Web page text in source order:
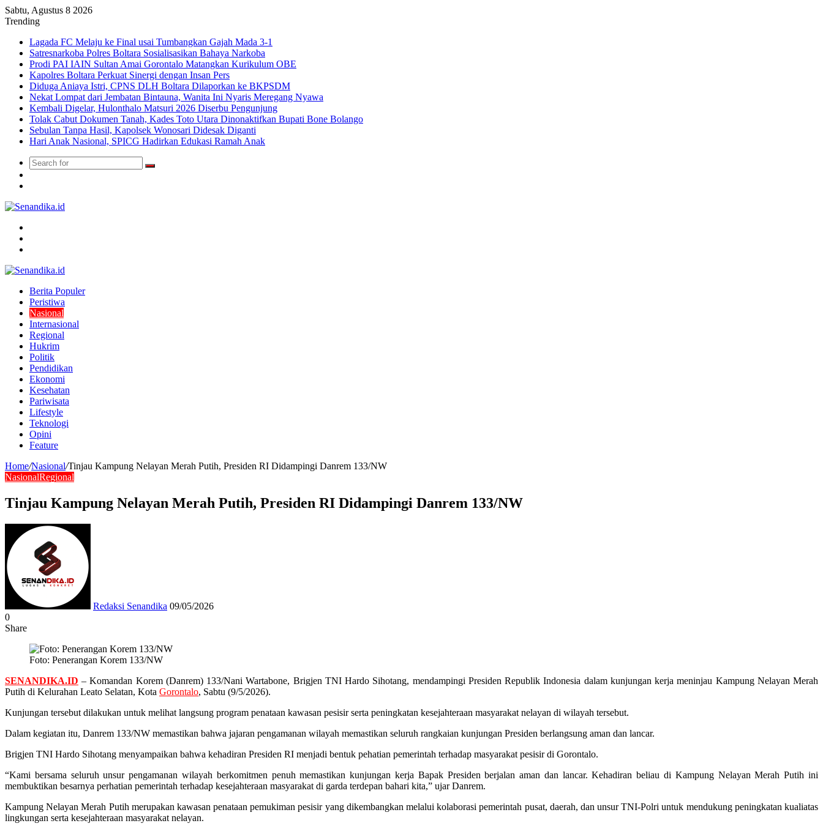
Sabtu, Agustus 8 2026
Trending
Lagada FC Melaju ke Final usai Tumbangkan Gajah Mada 3-1
Satresnarkoba Polres Boltara Sosialisasikan Bahaya Narkoba
Prodi PAI IAIN Sultan Amai Gorontalo Matangkan Kurikulum OBE
Kapolres Boltara Perkuat Sinergi dengan Insan Pers
Diduga Aniaya Istri, CPNS DLH Boltara Dilaporkan ke BKPSDM
Nekat Lompat dari Jembatan Bintauna, Wanita Ini Nyaris Meregang Nyawa
Kembali Digelar, Hulonthalo Matsuri 2026 Diserbu Pengunjung
Tolak Cabut Dokumen Tanah, Kades Toto Utara Dinonaktifkan Bupati Bone Bolango
Sebulan Tanpa Hasil, Kapolsek Wonosari Didesak Diganti
Hari Anak Nasional, SPICG Hadirkan Edukasi Ramah Anak
Search
Berita Populer
Peristiwa
Nasional
Internasional
Regional
Hukrim
Politik
Pendidikan
Ekonomi
Kesehatan
Pariwisata
Lifestyle
Teknologi
Opini
Feature
Home/Nasional/Tinjau Kampung Nelayan Merah Putih, Presiden RI Didampingi Danrem 133/NW
NasionalRegional
Tinjau Kampung Nelayan Merah Putih, Presiden RI Didampingi Danrem 133/NW
Redaksi Senandika 09/05/2026
0
Share
Foto: Penerangan Korem 133/NW
SENANDIKA.ID – Komandan Korem (Danrem) 133/Nani Wartabone, Brigjen TNI Hardo Sihotang, mendampingi Presiden Republik Indonesia dalam kunjungan kerja meninjau Kampung Nelayan Merah
Putih di Kelurahan Leato Selatan, Kota Gorontalo, Sabtu (9/5/2026).
Kunjungan tersebut dilakukan untuk melihat langsung program penataan kawasan pesisir serta peningkatan kesejahteraan masyarakat nelayan di wilayah tersebut.
Dalam kegiatan itu, Danrem 133/NW memastikan bahwa jajaran pengamanan wilayah memastikan seluruh rangkaian kunjungan Presiden berlangsung aman dan lancar.
Brigjen TNI Hardo Sihotang menyampaikan bahwa kehadiran Presiden RI menjadi bentuk pehatian pemerintah terhadap masyarakat pesisir di Gorontalo.
“Kami bersama seluruh unsur pengamanan wilayah berkomitmen penuh memastikan kunjungan kerja Bapak Presiden berjalan aman dan lancar. Kehadiran beliau di Kampung Nelayan Merah Putih ini
membuktikan besarnya perhatian pemerintah terhadap kesejahteraan masyarakat di garda terdepan bahari kita,” ujar Danrem.
Kampung Nelayan Merah Putih merupakan kawasan penataan pemukiman pesisir yang dikembangkan melalui kolaborasi pemerintah pusat, daerah, dan unsur TNI-Polri untuk mendukung peningkatan kualiatas
lingkungan serta kesejahteraan masyarakat nelayan.